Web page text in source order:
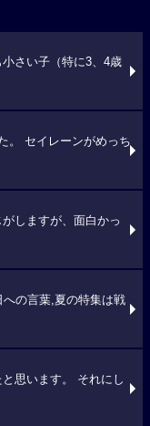
さい子（特に3、4歳
。 セイレーンがめっち
しますが、面白かっ
への言葉,夏の特集は戦
思います。 それにし